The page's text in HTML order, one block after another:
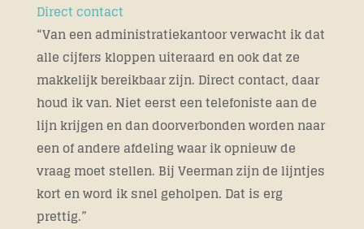
Direct contact
“Van een administratiekantoor verwacht ik dat
alle cijfers kloppen uiteraard en ook dat ze
makkelijk bereikbaar zijn. Direct contact, daar
houd ik van. Niet eerst een telefoniste aan de
lijn krijgen en dan doorverbonden worden naar
een of andere afdeling waar ik opnieuw de
vraag moet stellen. Bij Veerman zijn de lijntjes
kort en word ik snel geholpen. Dat is erg
prettig.”